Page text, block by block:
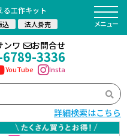
る工作キット
込 法人掛売
詳細検索はこちら
ンワ お問合せ
3336
YouTube Insta